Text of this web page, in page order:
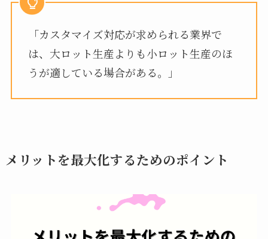
「カスタマイズ対応が求められる業界で
は、大ロット生産よりも小ロット生産のほ
うが適している場合がある。」
メリットを最大化するためのポイント